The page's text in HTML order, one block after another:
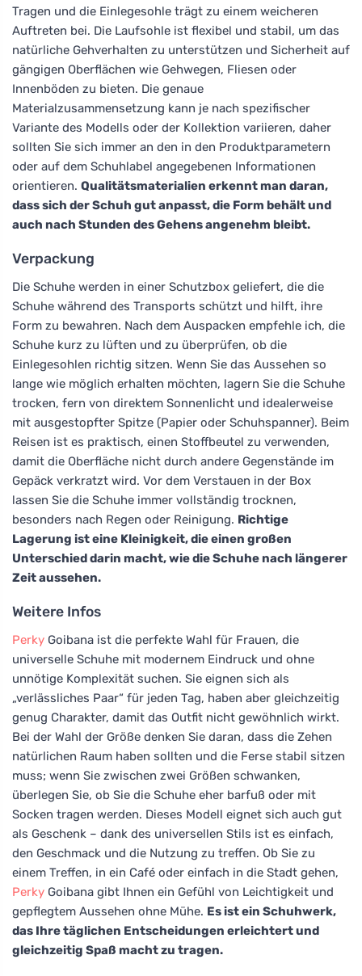
Tragen und die Einlegesohle trägt zu einem weicheren
Auftreten bei. Die Laufsohle ist flexibel und stabil, um das
natürliche Gehverhalten zu unterstützen und Sicherheit auf
gängigen Oberflächen wie Gehwegen, Fliesen oder
Innenböden zu bieten. Die genaue
Materialzusammensetzung kann je nach spezifischer
Variante des Modells oder der Kollektion variieren, daher
sollten Sie sich immer an den in den Produktparametern
oder auf dem Schuhlabel angegebenen Informationen
orientieren. Qualitätsmaterialien erkennt man daran,
dass sich der Schuh gut anpasst, die Form behält und
auch nach Stunden des Gehens angenehm bleibt.
Verpackung
Die Schuhe werden in einer Schutzbox geliefert, die die
Schuhe während des Transports schützt und hilft, ihre
Form zu bewahren. Nach dem Auspacken empfehle ich, die
Schuhe kurz zu lüften und zu überprüfen, ob die
Einlegesohlen richtig sitzen. Wenn Sie das Aussehen so
lange wie möglich erhalten möchten, lagern Sie die Schuhe
trocken, fern von direktem Sonnenlicht und idealerweise
mit ausgestopfter Spitze (Papier oder Schuhspanner). Beim
Reisen ist es praktisch, einen Stoffbeutel zu verwenden,
damit die Oberfläche nicht durch andere Gegenstände im
Gepäck verkratzt wird. Vor dem Verstauen in der Box
lassen Sie die Schuhe immer vollständig trocknen,
besonders nach Regen oder Reinigung. Richtige
Lagerung ist eine Kleinigkeit, die einen großen
Unterschied darin macht, wie die Schuhe nach längerer
Zeit aussehen.
Weitere Infos
Perky Goibana ist die perfekte Wahl für Frauen, die
universelle Schuhe mit modernem Eindruck und ohne
unnötige Komplexität suchen. Sie eignen sich als
„verlässliches Paar“ für jeden Tag, haben aber gleichzeitig
genug Charakter, damit das Outfit nicht gewöhnlich wirkt.
Bei der Wahl der Größe denken Sie daran, dass die Zehen
natürlichen Raum haben sollten und die Ferse stabil sitzen
muss; wenn Sie zwischen zwei Größen schwanken,
überlegen Sie, ob Sie die Schuhe eher barfuß oder mit
Socken tragen werden. Dieses Modell eignet sich auch gut
als Geschenk – dank des universellen Stils ist es einfach,
den Geschmack und die Nutzung zu treffen. Ob Sie zu
einem Treffen, in ein Café oder einfach in die Stadt gehen,
Perky Goibana gibt Ihnen ein Gefühl von Leichtigkeit und
gepflegtem Aussehen ohne Mühe. Es ist ein Schuhwerk,
das Ihre täglichen Entscheidungen erleichtert und
gleichzeitig Spaß macht zu tragen.